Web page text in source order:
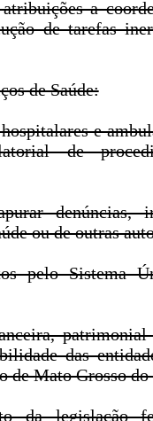
a
de tarefas
de Saúde:
e
de
denúncias,
ou de outras
pelo Sistema
das
de Mato Grosso
da legislação